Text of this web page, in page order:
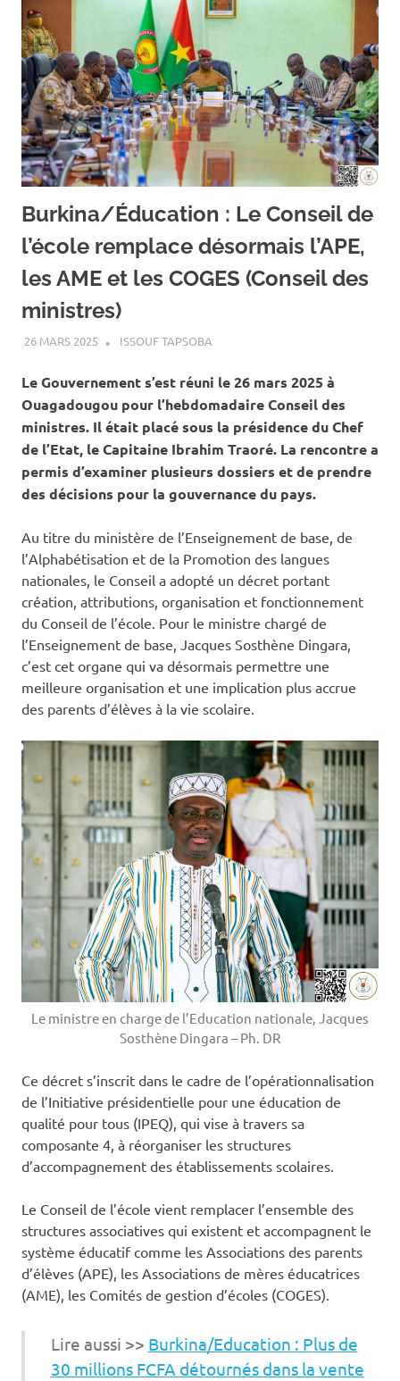
Burkina/Éducation : Le Conseil de
l’école remplace désormais l’APE,
les AME et les COGES (Conseil des
ministres)
26 MARS 2025 ISSOUF TAPSOBA
Le Gouvernement s’est réuni le 26 mars 2025 à
Ouagadougou pour l’hebdomadaire Conseil des
ministres. Il était placé sous la présidence du Chef
de l’Etat, le Capitaine Ibrahim Traoré. La rencontre a
permis d’examiner plusieurs dossiers et de prendre
des décisions pour la gouvernance du pays.
Au titre du ministère de l’Enseignement de base, de
l’Alphabétisation et de la Promotion des langues
nationales, le Conseil a adopté un décret portant
création, attributions, organisation et fonctionnement
du Conseil de l’école. Pour le ministre chargé de
l’Enseignement de base, Jacques Sosthène Dingara,
c’est cet organe qui va désormais permettre une
meilleure organisation et une implication plus accrue
des parents d’élèves à la vie scolaire.
Le ministre en charge de l’Education nationale, Jacques
Sosthène Dingara – Ph. DR
Ce décret s’inscrit dans le cadre de l’opérationnalisation
de l’Initiative présidentielle pour une éducation de
qualité pour tous (IPEQ), qui vise à travers sa
composante 4, à réorganiser les structures
d’accompagnement des établissements scolaires.
Le Conseil de l’école vient remplacer l’ensemble des
structures associatives qui existent et accompagnent le
système éducatif comme les Associations des parents
d’élèves (APE), les Associations de mères éducatrices
(AME), les Comités de gestion d’écoles (COGES).
Lire aussi >> Burkina/Education : Plus de
30 millions FCFA détournés dans la vente